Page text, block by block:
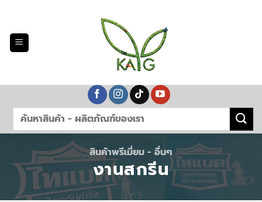
content
สินค้าพรีเมี่ยม - อื่นๆ
งานสกรีน